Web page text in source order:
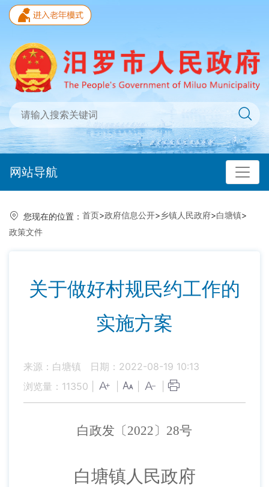
网站导航
您现在的位置： 首页>政府信息公开>乡镇人民政府>白塘镇>
政策文件
关于做好村规民约工作的
实施方案
来源：白塘镇
日期：2022-08-19 10:13
浏览量： 11350
白政发〔2022〕 28号
白塘镇人民政府